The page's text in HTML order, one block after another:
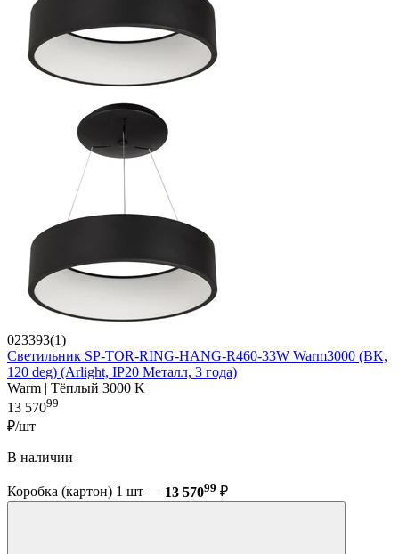
023393(1)
Светильник SP-TOR-RING-HANG-R460-33W Warm3000 (BK,
120 deg) (Arlight, IP20 Металл, 3 года)
Warm | Тёплый 3000 K
13 57099
₽/шт
В наличии
Коробка (картон) 1 шт — 13 57099 ₽